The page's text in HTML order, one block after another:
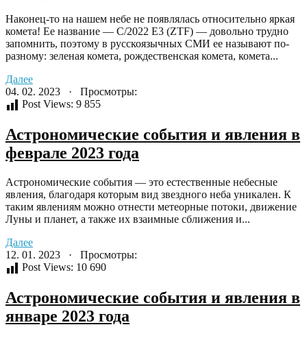
Наконец-то на нашем небе не появлялась относительно яркая
комета! Ее название — C/2022 E3 (ZTF) — довольно трудно
запомнить, поэтому в русскоязычных СМИ ее называют по-
разному: зеленая комета, рождественская комета, комета...
Далее
04. 02. 2023 · Просмотры:
Post Views: 9 855
Астрономические события и явления в
феврале 2023 года
Астрономические события — это естественные небесные
явления, благодаря которым вид звездного неба уникален. К
таким явлениям можно отнести метеорные потоки, движение
Луны и планет, а также их взаимные сближения и...
Далее
12. 01. 2023 · Просмотры:
Post Views: 10 690
Астрономические события и явления в
январе 2023 года